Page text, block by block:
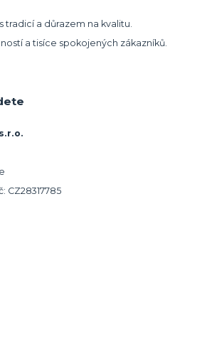
tradicí a důrazem na kvalitu.
a tisíce spokojených zákazníků.
CZ28317785